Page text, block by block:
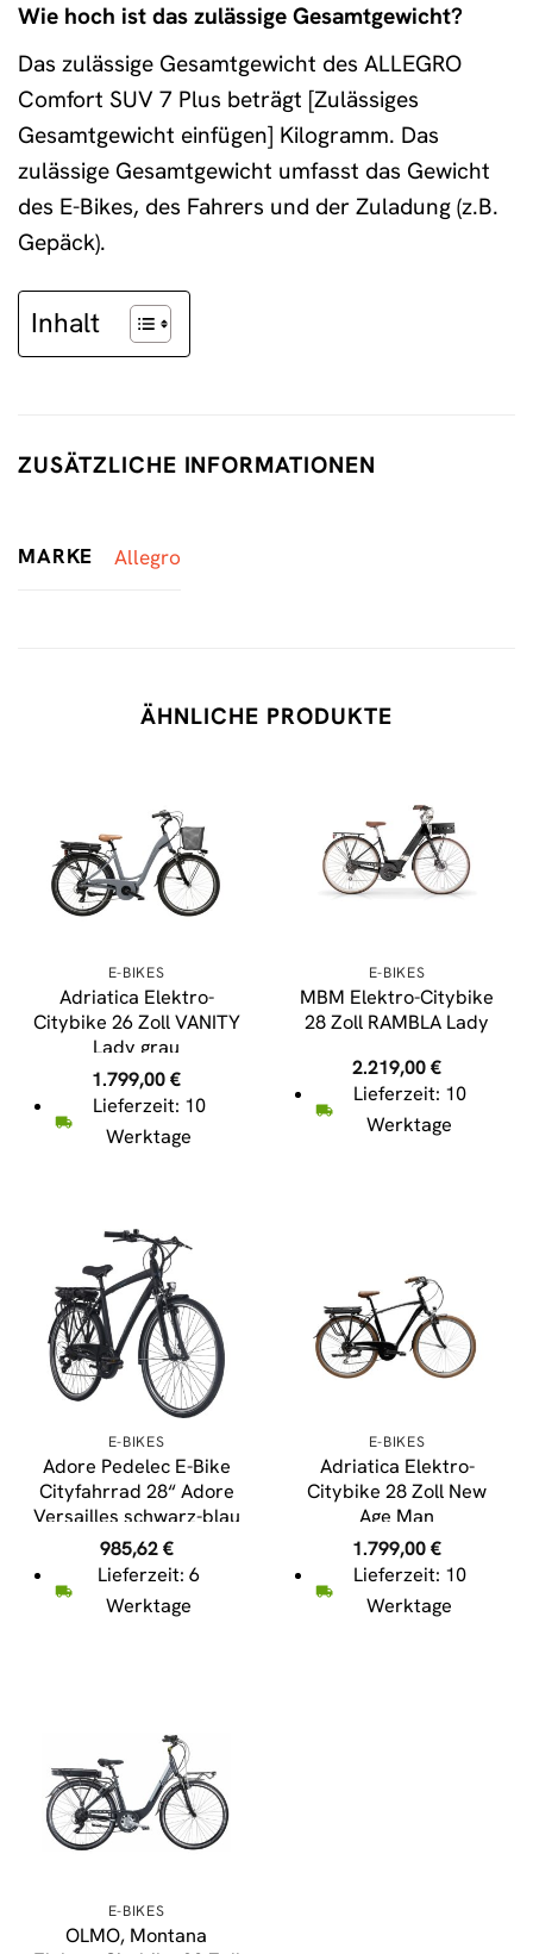
Wie hoch ist das zulässige Gesamtgewicht?
Das zulässige Gesamtgewicht des ALLEGRO
Comfort SUV 7 Plus beträgt [Zulässiges
Gesamtgewicht einfügen] Kilogramm. Das
zulässige Gesamtgewicht umfasst das Gewicht
des E-Bikes, des Fahrers und der Zuladung (z.B.
Gepäck).
Inhalt
ZUSÄTZLICHE INFORMATIONEN
MARKE Allegro
ÄHNLICHE PRODUKTE
E-BIKES
Adriatica Elektro-
Citybike 26 Zoll VANITY
Lady grau
1.799,00€
Lieferzeit: 10
Werktage
E-BIKES
MBM Elektro-Citybike
28 Zoll RAMBLA Lady
2.219,00€
Lieferzeit: 10
Werktage
E-BIKES
Adore Pedelec E-Bike
Cityfahrrad 28“ Adore
Versailles schwarz-blau
985,62€
Lieferzeit: 6
Werktage
E-BIKES
Adriatica Elektro-
Citybike 28 Zoll New
Age Man
1.799,00€
Lieferzeit: 10
Werktage
E-BIKES
OLMO, Montana